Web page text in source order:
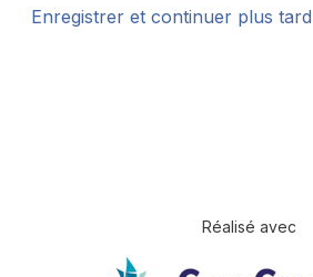
Enregistrer et continuer plus tard
Réalisé avec